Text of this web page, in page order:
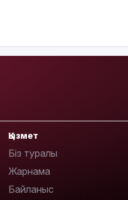
21:00
Қызмет
Біз туралы
Жарнама
Байланыс